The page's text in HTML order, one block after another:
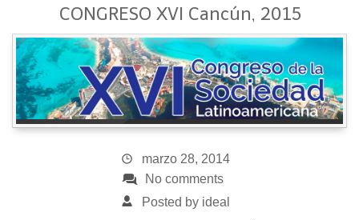
CONGRESO XVI Cancún, 2015
marzo 28, 2014
No comments
Posted by ideal